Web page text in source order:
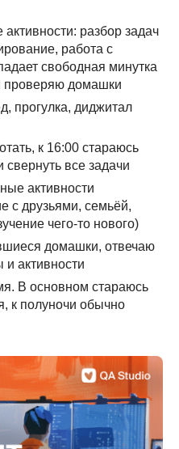
разбор задач
работа с
свободная минутка
проверяю домашки
прогулка, диджитал
к 16:00 стараюсь
свернуть все задачи
активности
с друзьями, семьёй,
чего-то нового)
домашки, отвечаю
и активности
В основном стараюсь
к полуночи обычно